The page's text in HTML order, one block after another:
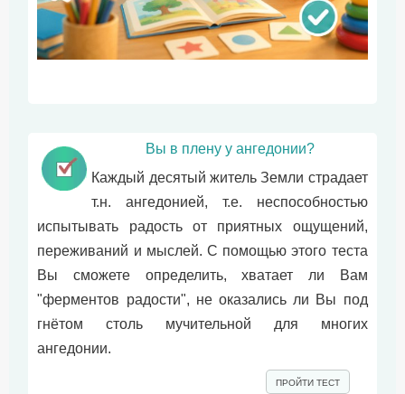
Вы в плену у ангедонии?
Каждый десятый житель Земли страдает
т.н. ангедонией, т.е. неспособностью
испытывать радость от приятных ощущений,
переживаний и мыслей. С помощью этого теста
Вы сможете определить, хватает ли Вам
"ферментов радости", не оказались ли Вы под
гнётом столь мучительной для многих
ангедонии.
ПРОЙТИ ТЕСТ